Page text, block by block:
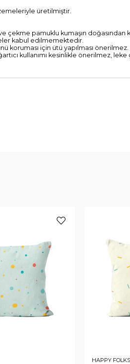
üretilmiştir.
çekme pamuklu kumaşın doğasından
kabul edilmemektedir.
koruması için ütü yapılması önerilmez.
kullanımı kesinlikle önerilmez,
HAPPY FOLKS